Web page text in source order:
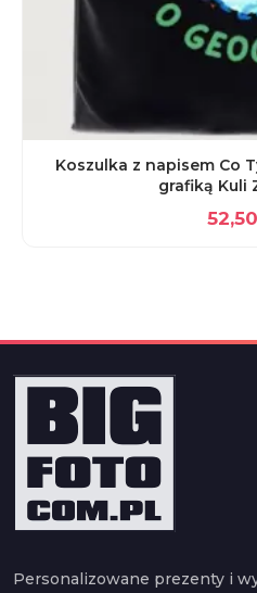
Koszulka z napisem Co
grafiką Kuli
52,50
Personalizowane prezenty i